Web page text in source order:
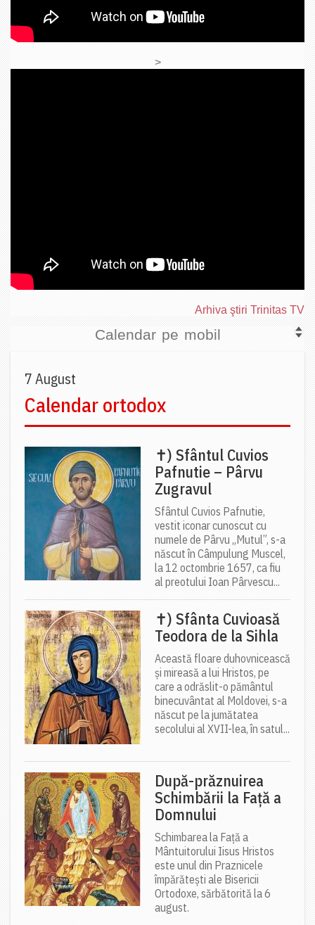
>
Arhiva ştiri Trinitas TV
Calendar pe mobil
7 August
Calendar ortodox
✝) Sfântul Cuvios
Pafnutie – Pârvu
Zugravul
Sfântul Cuvios Pafnutie,
vestit iconar cunoscut cu
numele de Pârvu „Mutul”, s-a
născut în Câmpulung Muscel,
la 12 octombrie 1657, ca fiu
al preotului Ioan Pârvescu...
✝) Sfânta Cuvioasă
Teodora de la Sihla
Această floare duhovnicească
și mireasă a lui Hristos, pe
care a odrăslit-o pământul
binecuvântat al Moldovei, s-a
născut pe la jumătatea
secolului al XVII-lea, în satul...
După-prăznuirea
Schimbării la Față a
Domnului
Schimbarea la Față a
Mântuitorului Iisus Hristos
este unul din Praznicele
împărătești ale Bisericii
Ortodoxe, sărbătorită la 6
august.